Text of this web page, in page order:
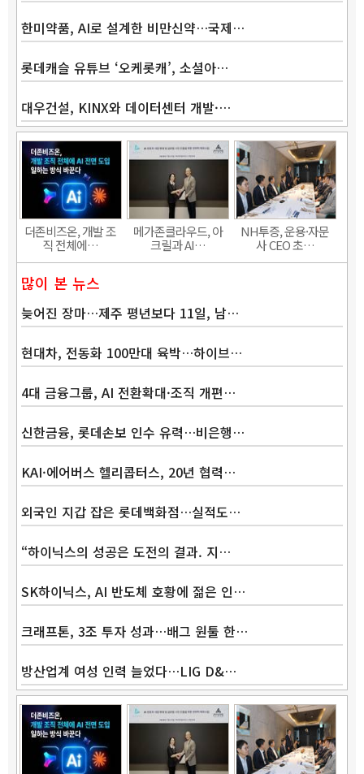
한미약품, AI로 설계한 비만신약…국제…
롯데캐슬 유튜브 ‘오케롯캐’, 소셜아…
대우건설, KINX와 데이터센터 개발·…
더존비즈온, 개발 조
직 전체에…
메가존클라우드, 아
크릴과 AI…
NH투증, 운용·자문
사 CEO 초…
많이 본 뉴스
늦어진 장마…제주 평년보다 11일, 남…
현대차, 전동화 100만대 육박…하이브…
4대 금융그룹, AI 전환확대·조직 개편…
신한금융, 롯데손보 인수 유력…비은행…
KAI·에어버스 헬리콥터스, 20년 협력…
외국인 지갑 잡은 롯데백화점…실적도…
“하이닉스의 성공은 도전의 결과. 지…
SK하이닉스, AI 반도체 호황에 젊은 인…
크래프톤, 3조 투자 성과…배그 원툴 한…
방산업계 여성 인력 늘었다…LIG D&…